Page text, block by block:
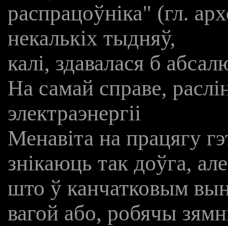
распрацоўніка" (гл.
некалькіх тыдняў,
калі, здавалася б
На самай справе,
электраэнергіі
Менавіта на працягу
знікаюць так доўга,
што ў канчатковым
вагой або, робячы